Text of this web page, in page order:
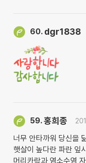
60. dgr1838
59.홍희종
너무 안타까워 당신을
햇살이 높다란 파란 잎
머리카락과 염소수염